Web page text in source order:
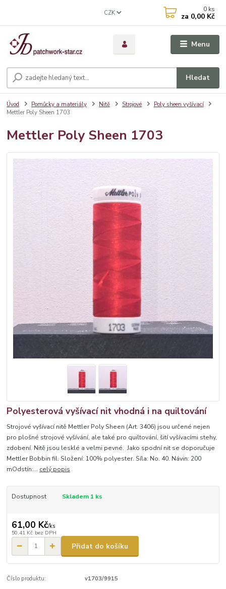
Menu
CZK
Hledat
0 ks
za 0,00 Kč
Úvod Pomůcky a materiály Nitě Strojové
Poly sheen vyšívací
Mettler Poly Sheen 1703
Mettler Poly Sheen 1703
Polyesterová vyšívací nit vhodná i na quiltování
Strojové vyšívací nitě Mettler Poly Sheen (Art. 3406) jsou určené nejen
pro plošné strojové vyšívání, ale také pro quiltování, šití vyšívacími stehy,
zdobení. Nitě jsou lesklé a velmi pevné. Jako spodní nit se doporučuje
Mettler Bobbin fil. Složení: 100% polyester. Síla: No. 40. Návin: 200
mOdstín:... celý popis
Dostupnost Skladem 1 ks
61,00 Kč/ks
50,41 Kč bez DPH
Přidat do košíku
Číslo produktu: v1703/9915